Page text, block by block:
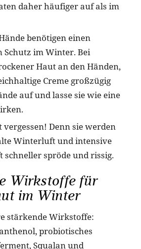
daher häufiger auf als im
benötigen einen
Schutz im Winter. Bei
Haut an den Händen,
Creme großzügig
auf und lasse sie wie eine
Denn sie werden
Winterluft und intensive
schneller spröde und rissig.
Wirkstoffe für
im Winter
stärkende Wirkstoffe:
probiotisches
Squalan und